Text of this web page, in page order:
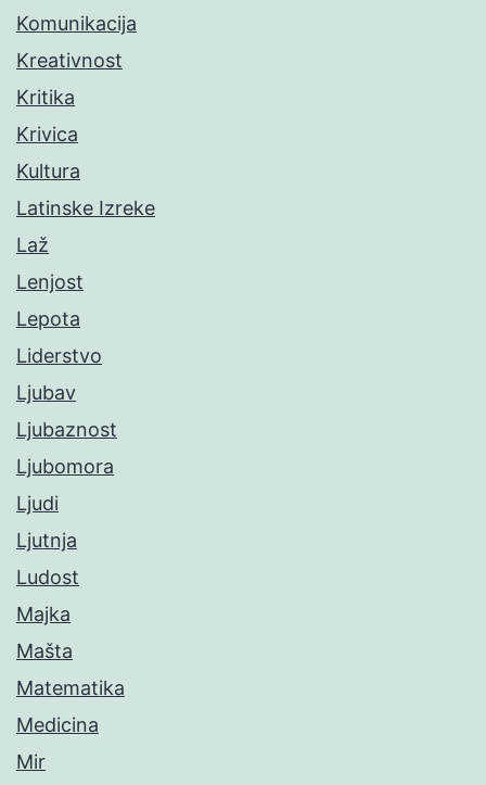
Komunikacija
Kreativnost
Kritika
Krivica
Kultura
Latinske Izreke
Laž
Lenjost
Lepota
Liderstvo
Ljubav
Ljubaznost
Ljubomora
Ljudi
Ljutnja
Ludost
Majka
Mašta
Matematika
Medicina
Mir